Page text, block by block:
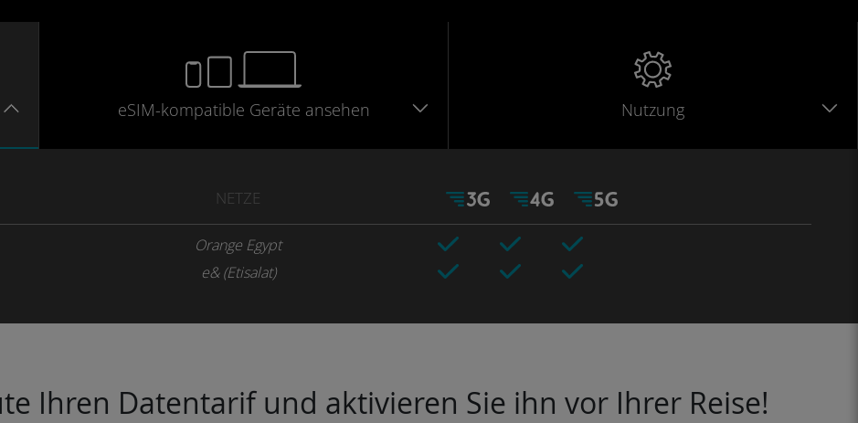
eSIM-kompatible Geräte ansehen Nutzung
NETZE
Orange Egypt
e& (Etisalat)
Ihren Datentarif und aktivieren Sie ihn vor Ihrer Reise!